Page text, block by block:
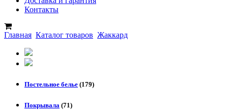
Контакты
Главная Каталог товаров Жаккард
Постельное белье (179)
Покрывала (71)